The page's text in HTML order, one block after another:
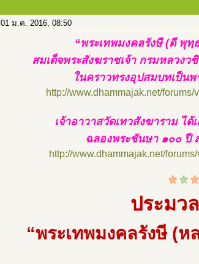
01 ม.ค. 2016, 08:50
“พระเทพมงคลรังษี (ดี พุ
สมเด็จพระสังฆราชเจ้า กรมหลวง
ในคราวทรงอุปสมบทเป็น
http://www.dhammajak.net/
เจ้าอาวาสวัดเทวสังฆาราม ไ
ฉลองพระชันษา ๑๐๐ ปี
http://www.dhammajak.net/
ประมว
“พระเทพมงคลรังษี (